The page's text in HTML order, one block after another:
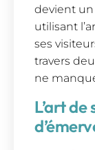
devient un
utilisant
ses
travers
ne
L’art